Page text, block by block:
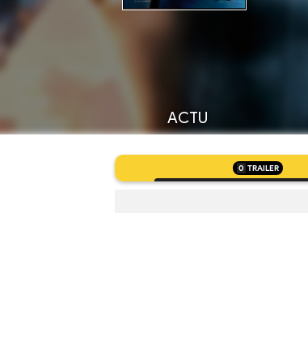
ACTU
0 TRAILER